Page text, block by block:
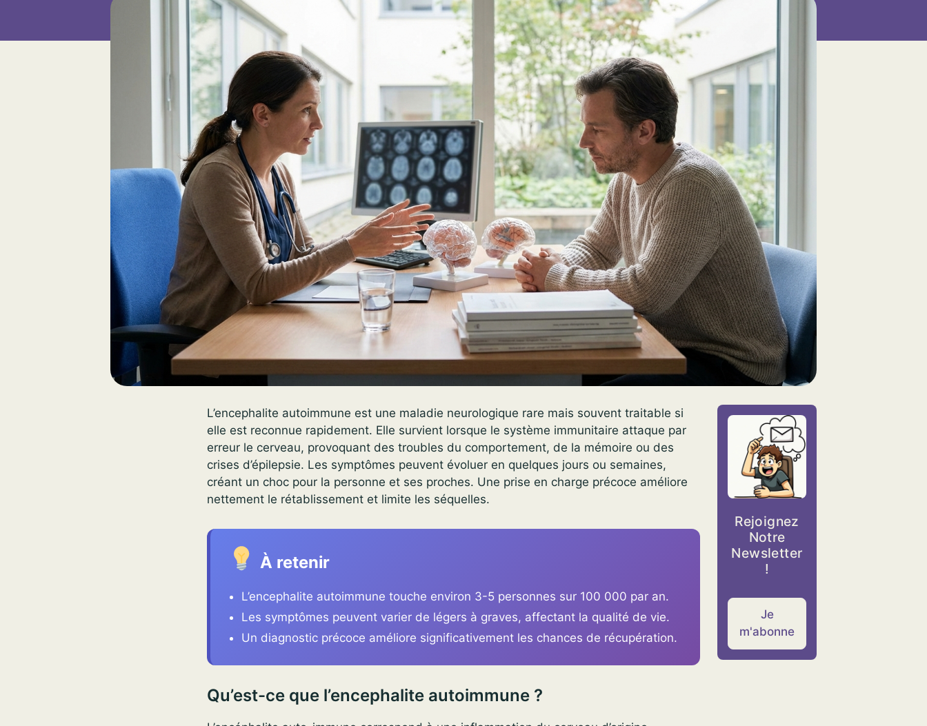
L’encephalite autoimmune est une maladie neurologique rare mais souvent traitable si
elle est reconnue rapidement. Elle survient lorsque le système immunitaire attaque par
erreur le cerveau, provoquant des troubles du comportement, de la mémoire ou des
crises d’épilepsie. Les symptômes peuvent évoluer en quelques jours ou semaines,
créant un choc pour la personne et ses proches. Une prise en charge précoce améliore
nettement le rétablissement et limite les séquelles.
À retenir
L’encephalite autoimmune touche environ 3-5 personnes sur 100 000 par an.
Les symptômes peuvent varier de légers à graves, affectant la qualité de vie.
Un diagnostic précoce améliore significativement les chances de récupération.
Qu’est-ce que l’encephalite autoimmune ?
Rejoignez
Notre
Newsletter
!
Je
m'abonne